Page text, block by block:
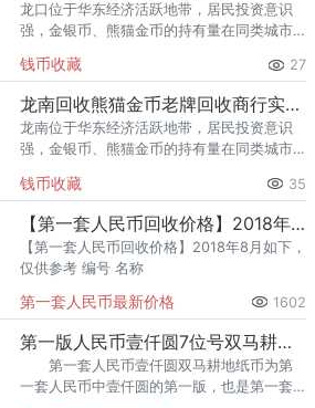
龙口位于华东经济活跃地带，居民投资意识
强，金银币、熊猫金币的持有量在同类城市
熊猫金币的需求就明显升温，但鱼龙混杂的
回收渠道里，能精准识别版别溢
钱币收藏 27
龙南回收熊猫金币老牌回收商行实力盘点
龙南位于华东经济活跃地带，居民投资意识
强，金银币、熊猫金币的持有量在同类城市
熊猫金币的需求就明显升温，但鱼龙混杂的
回收渠道里，能精准识别版别溢
钱币收藏 35
【第一套人民币回收价格】2018年8月
【第一套人民币回收价格】2018年8月如下，
仅供参考 编号 名称
第一套人民币最新价格 1602
第一版人民币壹仟圆7位号双马耕地 1000元双马耕地价格值多少钱
第一套人民币壹仟圆双马耕地纸币为第
一套人民币中壹仟圆的第一版，也是第一套